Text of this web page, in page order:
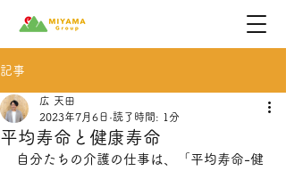
記事
平均寿命と健康寿命
広 天田
2023年7月6日 読了時間: 1分
自分たちの介護の仕事は、「平均寿命-健